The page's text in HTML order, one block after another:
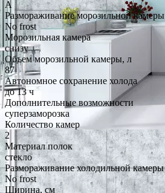
A
Размораживание морозильной камеры
No frost
Морозильная камера
снизу
Объем морозильной камеры, л
87
Автономное сохранение холода
до 13 ч
Дополнительные возможности
суперзаморозка
Количество камер
2
Материал полок
стекло
Размораживание холодильной камеры
No frost
Ширина, см